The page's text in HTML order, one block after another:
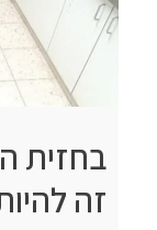
בחזית
זה